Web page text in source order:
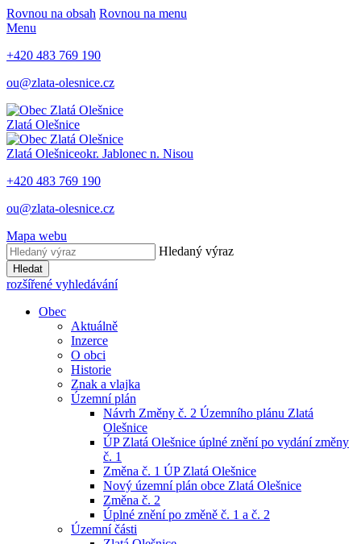
Rovnou na obsah Rovnou na menu
Menu
+420 483 769 190
ou@zlata-olesnice.cz
Zlatá Olešnice
Zlatá Olešniceokr. Jablonec n. Nisou
+420 483 769 190
ou@zlata-olesnice.cz
Mapa webu
Hledaný výraz
Hledat
rozšířené vyhledávání
Obec
Aktuálně
Inzerce
O obci
Historie
Znak a vlajka
Územní plán
Návrh Změny č. 2 Územního plánu Zlatá
Olešnice
ÚP Zlatá Olešnice úplné znění po vydání změny
č. 1
Změna č. 1 ÚP Zlatá Olešnice
Nový územní plán obce Zlatá Olešnice
Změna č. 2
Úplné znění po změně č. 1 a č. 2
Územní části